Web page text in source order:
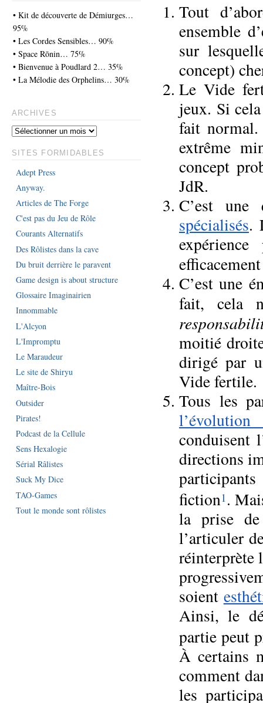
Tout
ensemble
sur
concept)
Le Vide
jeux. Si
fait normal.
extrême
concept
JdR.
C’est
spécialisés.
C’est une
fait, cela
moitié
dirigé par
Vide fertile.
Tous les
l’évolution
conduisent
directions
fiction1.
la prise de
l’articuler
réinterprète
soient
Ainsi, le
partie peut
À certains
comment
les
• Kit de découverte de Démiurges…
95%
• Les Cordes Sensibles… 90%
• Space Rōnin… 75%
• Bienvenue à Poudlard 2… 35%
• La Mélodie des Orphelins… 30%
ARCHIVES
SITES FORMIDABLES
Adept Press
Anyway.
Articles de The Forge
C'est pas du Jeu de Rôle
Courants Alternatifs
Des Rôlistes dans la cave
Du bruit derrière le paravent
Game design is about structure
Glossaire Imaginairien
Innommable
L'Alcyon
L'Impromptu
Le Maraudeur
Le site de Shiryu
Maître-Bois
Outsider
Pirates!
Podcast de la Cellule
Sens Hexalogie
Sérial Râlistes
Suck My Dice
TAO-Games
Tout le monde sont rôlistes